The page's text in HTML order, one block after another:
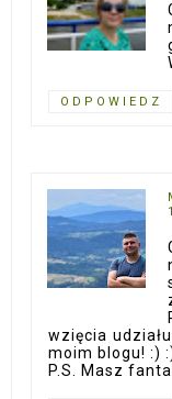
ODPOWIEDZ
wzięcia
moim blogu! :)
P.S. Masz